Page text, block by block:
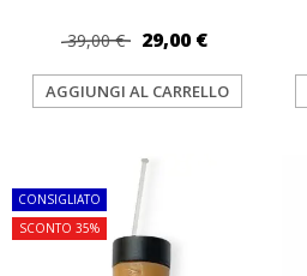
39,00 € 29,00 €
AGGIUNGI AL CARRELLO
CONSIGLIATO
SCONTO 35%